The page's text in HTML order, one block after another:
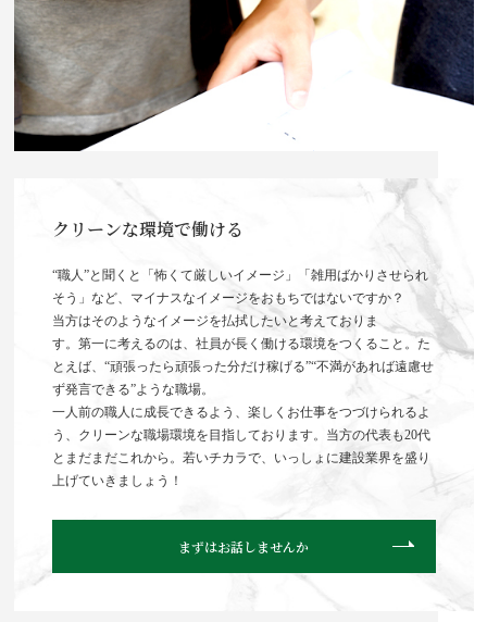
クリーンな環境で働ける
“職人”と聞くと「怖くて厳しいイメージ」「雑用ばかりさせられ
そう」など、マイナスなイメージをおもちではないですか？
当方はそのようなイメージを払拭したいと考えておりま
す。第一に考えるのは、社員が長く働ける環境をつくること。た
とえば、“頑張ったら頑張った分だけ稼げる”“不満があれば遠慮せ
ず発言できる”ような職場。
一人前の職人に成長できるよう、楽しくお仕事をつづけられるよ
う、クリーンな職場環境を目指しております。当方の代表も20代
とまだまだこれから。若いチカラで、いっしょに建設業界を盛り
上げていきましょう！
まずはお話しませんか